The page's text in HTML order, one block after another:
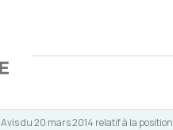
Avis du 20 mars 2014 relatif à la position